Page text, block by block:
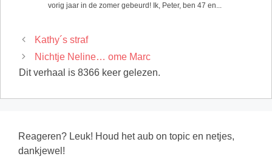
vorig jaar in de zomer gebeurd! Ik, Peter, ben 47 en...
Kathy´s straf
Nichtje Neline… ome Marc
Dit verhaal is 8366 keer gelezen.
Reageren? Leuk! Houd het aub on topic en netjes,
dankjewel!